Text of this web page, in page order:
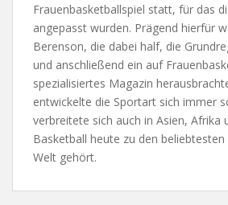
Frauenbasketballspiel statt, für das
angepasst wurden. Prägend hierfür
Berenson, die dabei half, die
und anschließend ein auf
spezialisiertes Magazin
entwickelte die Sportart sich immer
verbreitete sich auch in Asien, Afrika
Basketball heute zu den
Welt gehört.